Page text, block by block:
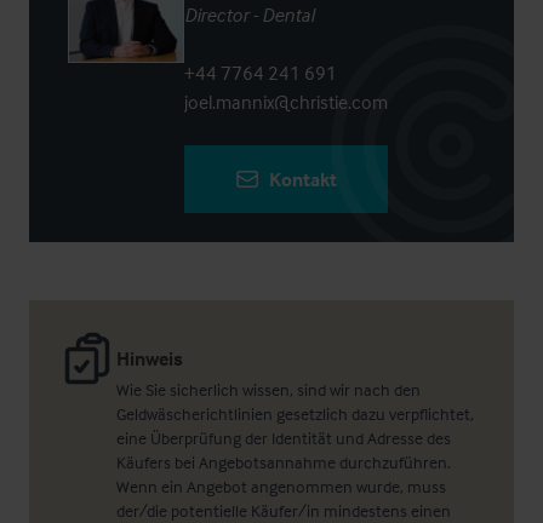
Hinweis
Wie Sie sicherlich wissen, sind wir nach den
Geldwäscherichtlinien gesetzlich dazu verpflichtet,
eine Überprüfung der Identität und Adresse des
Käufers bei Angebotsannahme durchzuführen.
Wenn ein Angebot angenommen wurde, muss
der/die potentielle Käufer/in mindestens einen
Director - Dental
+44 7764 241 691
joel.mannix@christie.com
Kontakt